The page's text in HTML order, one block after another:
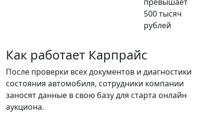
500 тысяч
рублей
Как работает Карпрайс
После проверки всех документов и диагностики
состояния автомобиля, сотрудники компании
заносят данные в свою базу для старта онлайн
аукциона.